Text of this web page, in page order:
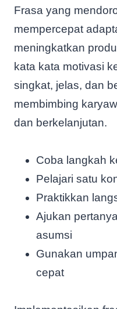
Frasa yang
mempercepat
meningkatkan
kata kata motivasi
singkat, jelas, dan
membimbing
dan berkelanjutan.
Coba langkah
Pelajari satu
Praktikkan
Ajukan
asumsi
Gunakan
cepat